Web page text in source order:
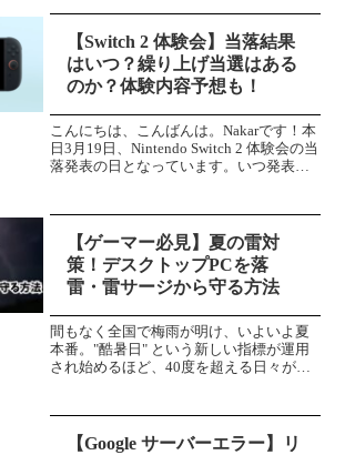
【Switch 2 体験会】当落結果
はいつ？繰り上げ当選はある
のか？体験内容予想も！
こんにちは、こんばんは。Nakarです！本
日3月19日、Nintendo Switch 2 体験会の当
落発表の日となっています。いつ発表さ
い！当落発表は？※追記あり※追記 ...
【ゲーマー必見】夏の雷対
策！デスクトップPCを落
雷・雷サージから守る方法
間もなく全国で梅雨が明け、いよいよ夏
本番。"酷暑日" という新しい指標が運用
され始めるほど、40度を超える日々が当
害に見舞われるか分からない時代になり
ました。自宅のパソ...
【Google サーバーエラー】リ